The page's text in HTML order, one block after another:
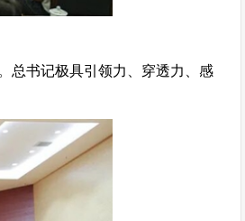
书记极具引领力、穿透力、感